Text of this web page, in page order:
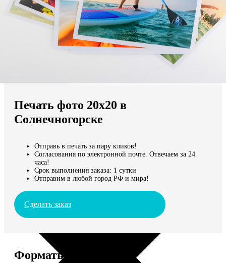
Мы доставляем по всему миру
Продолжить без города
Печать фото 20х20 в
Солнечногорске
Отправь в печать за пару кликов!
Согласования по электронной почте. Отвечаем за 24
часа!
Срок выполнения заказа: 1 сутки
Отправим в любой город РФ и мира!
Сделать заказ
Форматы и цены